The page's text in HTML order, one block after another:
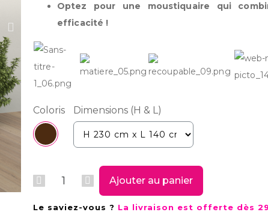
Optez pour une moustiquaire qui
efficacité !
Coloris Dimensions (H & L)
Ajouter au panier
Le saviez-vous ? La livraison est offerte dès